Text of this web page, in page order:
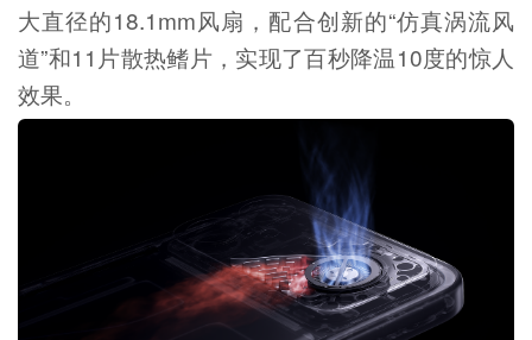
大直径的18.1mm风扇，配合创新的“仿真涡流风
道”和11片散热鳍片，实现了百秒降温10度的惊人
效果。